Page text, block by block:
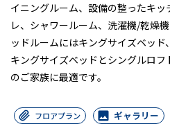
イニングルーム、設備の整ったキ
レ、シャワールーム、洗濯機/乾燥
ッドルームにはキングサイズベッ
キングサイズベッドとシングルロ
のご家族に最適です。
フロアプラン ギャラリー